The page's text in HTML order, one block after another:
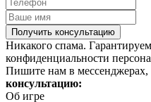
Получить консультацию
Никакого спама.
конфиденциальности
Пишите нам в мессенджерах,
консультацию:
Об игре